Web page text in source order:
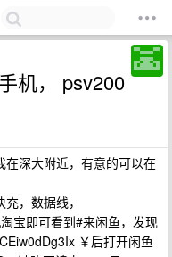
机， psv200
深大附近，有意的可以在
，数据线，
宝即可看到#来闲鱼，发现
￥后打开闲鱼